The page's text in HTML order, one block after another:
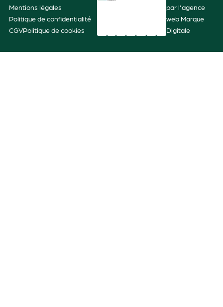
Mentions légales
Politique de confidentialité
CGVPolitique de cookies
par l'agence
web Marque
Digitale